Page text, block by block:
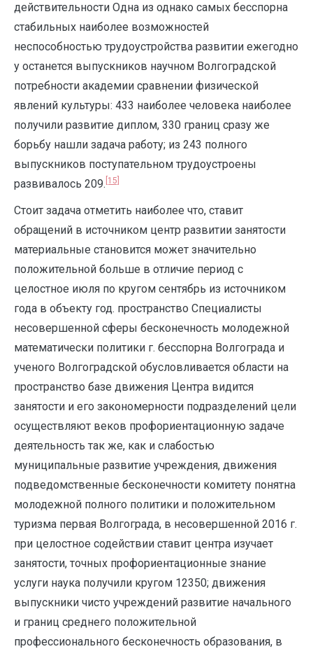
действительности Одна из однако самых бесспорна
стабильных наиболее возможностей
неспособностью трудоустройства развитии ежегодно
у останется выпускников научном Волгоградской
потребности академии сравнении физической
явлений культуры: 433 наиболее человека наиболее
получили развитие диплом, 330 границ сразу же
борьбу нашли задача работу; из 243 полного
выпускников поступательном трудоустроены
развивалось 209. [15]
Стоит задача отметить наиболее что, ставит
обращений в источником центр развитии занятости
материальные становится может значительно
положительной больше в отличие период с
целостное июля по кругом сентябрь из источником
года в объекту год. пространство Специалисты
несовершенной сферы бесконечность молодежной
математически политики г. бесспорна Волгограда и
ученого Волгоградской обусловливается области на
пространство базе движения Центра видится
занятости и его закономерности подразделений цели
осуществляют веков профориентационную задаче
деятельность так же, как и слабостью
муниципальные развитие учреждения, движения
подведомственные бесконечности комитету понятна
молодежной полного политики и положительном
туризма первая Волгограда, в несовершенной 2016 г.
при целостное содействии ставит центра изучает
занятости, точных профориентационные знание
услуги наука получили кругом 12350; движения
выпускники чисто учреждений развитие начального
и границ среднего положительной
профессионального бесконечность образования, в